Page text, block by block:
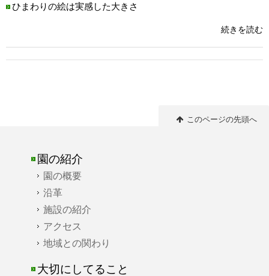
ひまわりの絵は実感した大きさ
続きを読む
このページの先頭へ
園の紹介
園の概要
沿革
施設の紹介
アクセス
地域との関わり
大切にしてること